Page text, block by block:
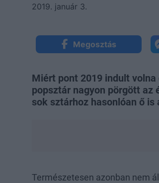
2019. január 3.
Megosztás
Miért pont 2019 indult volna
popsztár nagyon pörgött az
sok sztárhoz hasonlóan ő
Természetesen azonban nem